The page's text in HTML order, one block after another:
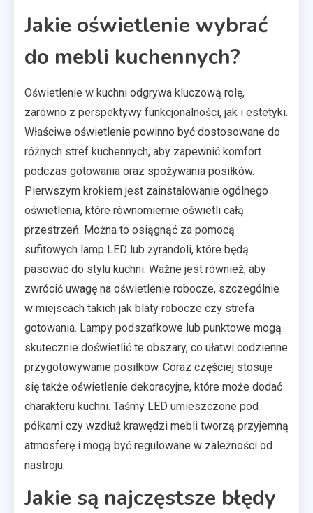
Jakie oświetlenie wybrać
do mebli kuchennych?
Oświetlenie w kuchni odgrywa kluczową rolę,
zarówno z perspektywy funkcjonalności, jak i estetyki.
Właściwe oświetlenie powinno być dostosowane do
różnych stref kuchennych, aby zapewnić komfort
podczas gotowania oraz spożywania posiłków.
Pierwszym krokiem jest zainstalowanie ogólnego
oświetlenia, które równomiernie oświetli całą
przestrzeń. Można to osiągnąć za pomocą
sufitowych lamp LED lub żyrandoli, które będą
pasować do stylu kuchni. Ważne jest również, aby
zwrócić uwagę na oświetlenie robocze, szczególnie
w miejscach takich jak blaty robocze czy strefa
gotowania. Lampy podszafkowe lub punktowe mogą
skutecznie doświetlić te obszary, co ułatwi codzienne
przygotowywanie posiłków. Coraz częściej stosuje
się także oświetlenie dekoracyjne, które może dodać
charakteru kuchni. Taśmy LED umieszczone pod
półkami czy wzdłuż krawędzi mebli tworzą przyjemną
atmosferę i mogą być regulowane w zależności od
nastroju.
Jakie są najczęstsze błędy